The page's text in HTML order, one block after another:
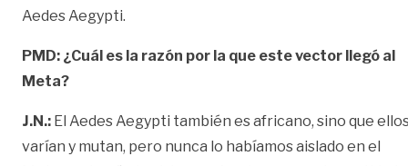
Aedes Aegypti.
PMD: ¿Cuál es la razón por la que este vector llegó al
Meta?
J.N.: El Aedes Aegypti también es africano, sino que
varían y mutan, pero nunca lo habíamos aislado en el